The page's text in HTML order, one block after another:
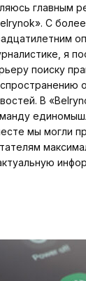
главным
С
я
поиску
В
мы могли